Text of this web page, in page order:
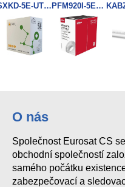
SXKD-5E-UTP-PVC Cat5E 305m Eca Solarix PFM920I-5EUN
O nás
Společnost Eurosat CS
obchodní společností
samého počátku
zabezpečovací a